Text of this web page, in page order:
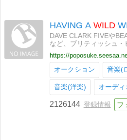
HAVING A WILD
DAVE CLARK FIVEや
など、ブリティッシュ・
https://
オークション
音楽(
音楽(洋楽) オーディ
2126144 登録情報